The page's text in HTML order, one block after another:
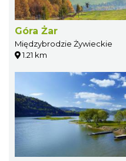
Góra Żar
Międzybrodzie Żywieckie
1.21 km